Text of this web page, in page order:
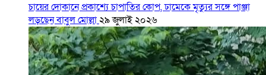
চায়ের দোকানে প্রকাশ্যে চাপাতির কোপ, ঢামেকে মৃত্যুর সঙ্গে পাঞ্জা
লড়ছেন বাবুল মোল্লা২৯ জুলাই ২০২৬